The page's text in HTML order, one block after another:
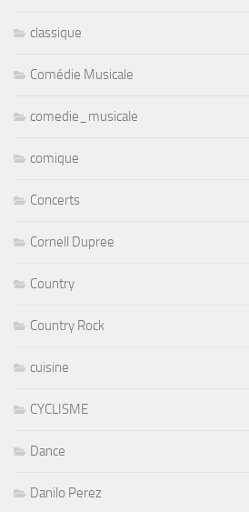
classique
Comédie Musicale
comedie_musicale
comique
Concerts
Cornell Dupree
Country
Country Rock
cuisine
CYCLISME
Dance
Danilo Perez